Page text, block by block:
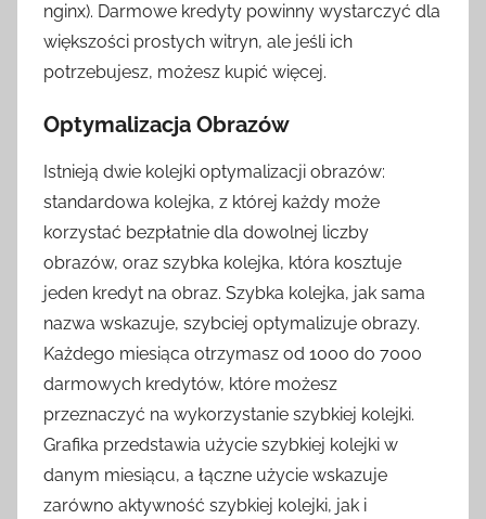
nginx). Darmowe kredyty powinny wystarczyć dla
większości prostych witryn, ale jeśli ich
potrzebujesz, możesz kupić więcej.
Optymalizacja Obrazów
Istnieją dwie kolejki optymalizacji obrazów:
standardowa kolejka, z której każdy może
korzystać bezpłatnie dla dowolnej liczby
obrazów, oraz szybka kolejka, która kosztuje
jeden kredyt na obraz. Szybka kolejka, jak sama
nazwa wskazuje, szybciej optymalizuje obrazy.
Każdego miesiąca otrzymasz od 1000 do 7000
darmowych kredytów, które możesz
przeznaczyć na wykorzystanie szybkiej kolejki.
Grafika przedstawia użycie szybkiej kolejki w
danym miesiącu, a łączne użycie wskazuje
zarówno aktywność szybkiej kolejki, jak i